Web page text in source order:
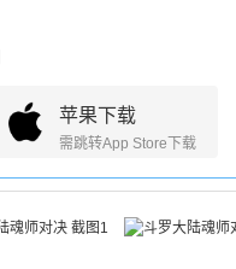
苹果下载
需跳转App Store下载